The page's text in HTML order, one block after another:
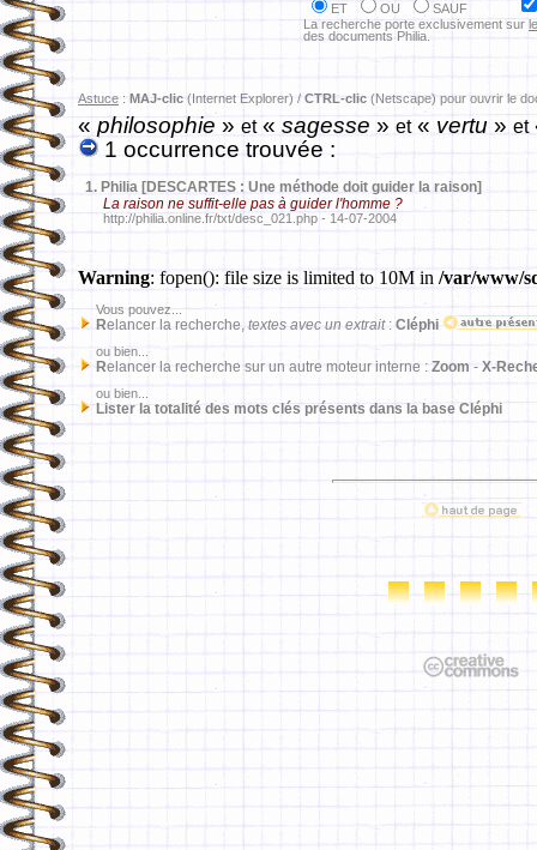
ET OU
SAUF
La recherche porte exclusivement sur
des documents Philia.
Astuce : MAJ-clic (Internet Explorer) / CTRL-clic (Netscape) pour ouvrir le
«philosophie » et« sagesse » et« vertu » et
1 occurrence trouvée :
1. Philia [DESCARTES : Une méthode doit guider la raison]
La raison ne suffit-elle pas à guider l'homme ?
http://philia.online.fr/txt/desc_021.php - 14-07-2004
Warning: fopen(): file size is limited to 10M in /var/www/
Vous pouvez...
Relancer la recherche, textes avec un extrait: Cléphi
ou bien...
Relancer la recherche sur un autre moteur interne : Zoom - X-
ou bien...
Lister la totalité des mots clés présents dans la base Cléphi